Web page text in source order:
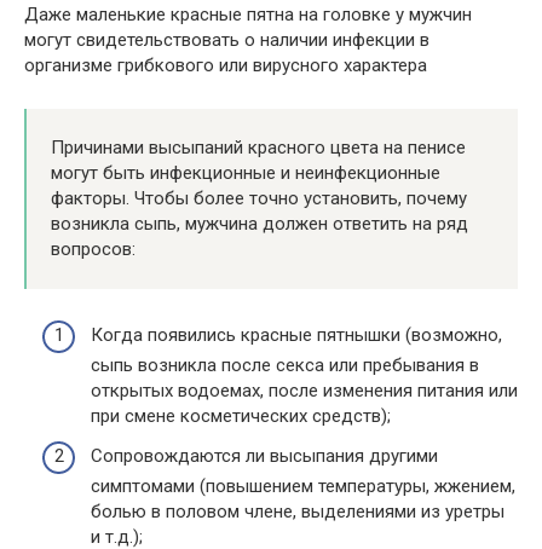
Даже маленькие красные пятна на головке у мужчин
могут свидетельствовать о наличии инфекции в
организме грибкового или вирусного характера
Причинами высыпаний красного цвета на пенисе
могут быть инфекционные и неинфекционные
факторы. Чтобы более точно установить, почему
возникла сыпь, мужчина должен ответить на ряд
вопросов:
Когда появились красные пятнышки (возможно,
сыпь возникла после секса или пребывания в
открытых водоемах, после изменения питания или
при смене косметических средств);
Сопровождаются ли высыпания другими
симптомами (повышением температуры, жжением,
болью в половом члене, выделениями из уретры
и т.д.);